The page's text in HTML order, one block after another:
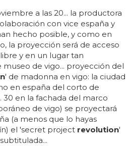
a las 20... la productora
con vice españa y
hecho posible, y como en
la proyección será de acceso
y en un lugar tan
de vigo... proyección del
' de madonna en vigo: la ciudad
en españa del corto de
30 en la fachada del marco
de vigo) se proyectará
(a menos que lo hayas
el 'secret project revolution'